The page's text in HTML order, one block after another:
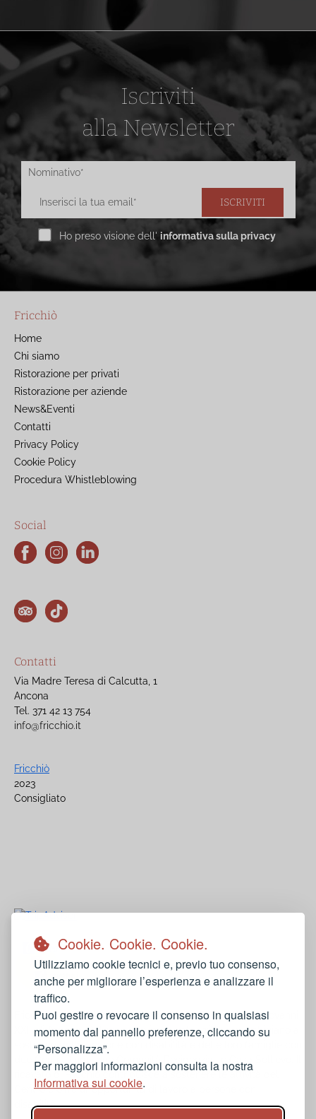
Cookie. Cookie. Cookie.
Utilizziamo cookie tecnici e, previo tuo consenso,
anche per migliorare l’esperienza e analizzare il
traffico.
Puoi gestire o revocare il consenso in qualsiasi
momento dal pannello preferenze, cliccando su
“Personalizza”.
Per maggiori informazioni consulta la nostra
Informativa sui cookie.
Iscriviti
alla Newsletter
ISCRIVITI
Ho preso visione dell' informativa sulla privacy
Fricchiò
Home
Chi siamo
Ristorazione per privati
Ristorazione per aziende
News&Eventi
Contatti
Privacy Policy
Cookie Policy
Procedura Whistleblowing
Social
Contatti
Via Madre Teresa di Calcutta, 1
Ancona
Tel. 371 42 13 754
info@fricchio.it
Fricchiò
2023
Consigliato
Fricchiò è una attività di ristorazione del Centro Papa Giovanni
XXIII di Ancona. Dal 1997 operiamo nel territorio marchigiano a
sostegno delle persone con disabilità e delle loro famiglie con
due Centri Diurni, due Comunità Residenziali e Casa Sollievo. Il
ricavato di Fricchiò contribuisce a sostenere le attività del
Centro e offre un’opportunità di lavoro a persone con
disabilità.